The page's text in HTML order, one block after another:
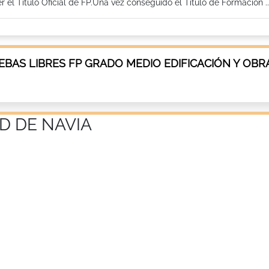
Titulo Oficial de FP.Una vez conseguido el Título de Formación
LIBRES FP GRADO MEDIO EDIFICACIÓN Y
DE NAVIA